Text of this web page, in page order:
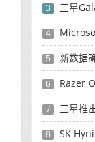
3 三星
4
5 新数据
6 Razer
7 三星推出带有
8 SK Hynix预